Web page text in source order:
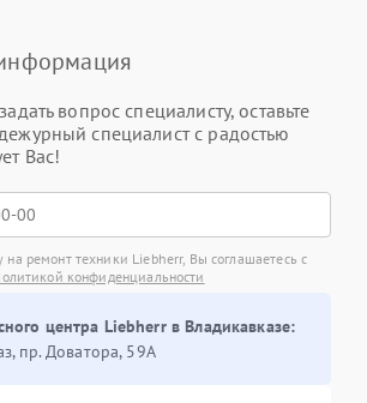
вопрос специалисту, оставьте
специалист с радостью
Вас!
на ремонт техники Liebherr, Вы соглашаетесь с
конфиденциальности
центра Liebherr в Владикавказе:
пр. Доватора, 59А